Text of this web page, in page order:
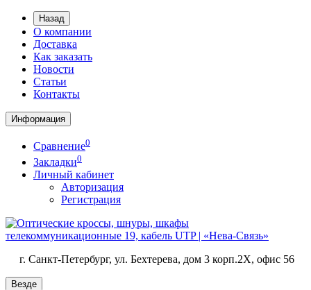
Назад
О компании
Доставка
Как заказать
Новости
Статьи
Контакты
Информация
Сравнение0
Закладки0
Личный кабинет
Авторизация
Регистрация
г. Санкт-Петербург, ул. Бехтерева, дом 3 корп.2X, офис 56
Везде